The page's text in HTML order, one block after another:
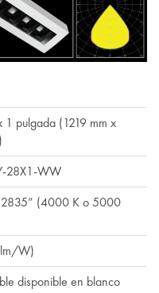
pulgada (1219 mm x
28X1-WW
(4000 K o 5000
W)
disponible en blanco